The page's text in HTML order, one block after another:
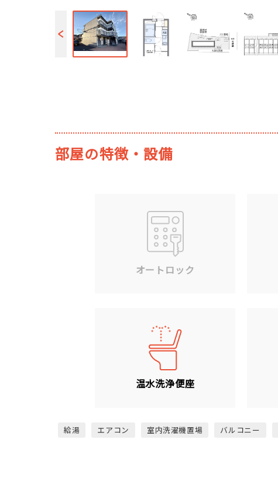
部屋の特徴・設備
オートロック
温水洗浄便座
給湯 エアコン 室内洗濯機置場 バルコニー